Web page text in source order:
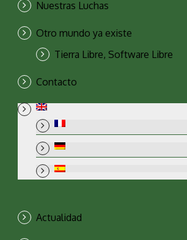
Nuestras Luchas
Otro mundo ya existe
Tierra Libre, Software Libre
Contacto
Actualidad